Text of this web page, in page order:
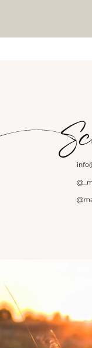
Log in to
your wishlist